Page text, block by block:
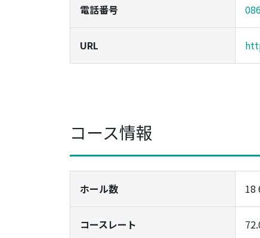
電話番号
URL
コース情報
ホール数 18
コースレート